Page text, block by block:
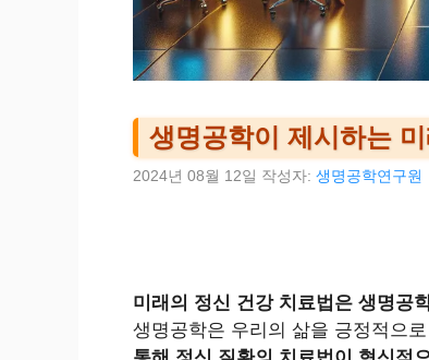
생명공학이 제시하는
2024년 08월 12일 작성자: 생명공학연구원
미래의 정신 건강 치료법은 생명공
생명공학은 우리의 삶을 긍정적으